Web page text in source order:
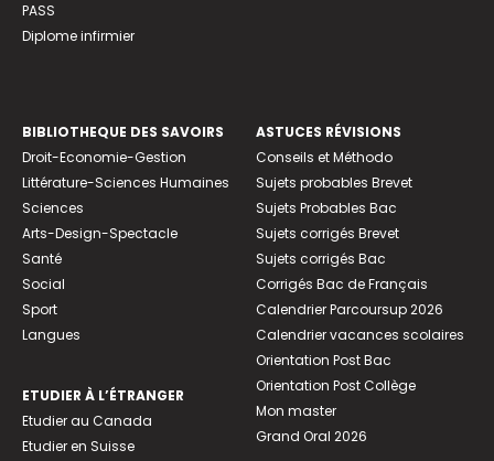
PASS
Diplome infirmier
BIBLIOTHEQUE DES SAVOIRS
Droit-Economie-Gestion
Littérature-Sciences Humaines
Sciences
Arts-Design-Spectacle
Santé
Social
Sport
Langues
ETUDIER À L’ÉTRANGER
Etudier au Canada
Etudier en Suisse
ASTUCES RÉVISIONS
Conseils et Méthodo
Sujets probables Brevet
Sujets Probables Bac
Sujets corrigés Brevet
Sujets corrigés Bac
Corrigés Bac de Français
Calendrier Parcoursup 2026
Calendrier vacances scolaires
Orientation Post Bac
Orientation Post Collège
Mon master
Grand Oral 2026